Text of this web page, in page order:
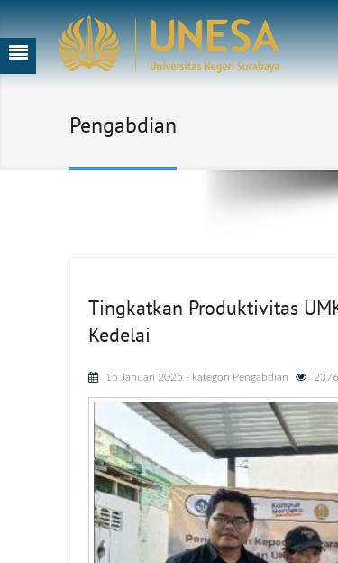
Pengabdian
Tingkatkan Produktivitas
Kedelai
15 Januari 2025 - kategori Pengabdian